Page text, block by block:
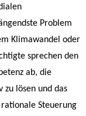
Problem
Klimawandel oder
sprechen den
ab, die
zu lösen und das
Steuerung